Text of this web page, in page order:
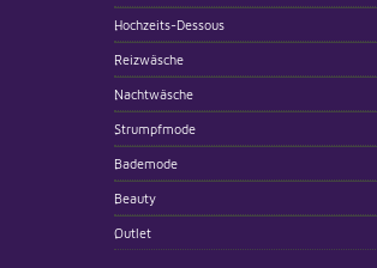
Hochzeits-Dessous
Reizwäsche
Nachtwäsche
Strumpfmode
Bademode
Beauty
Outlet